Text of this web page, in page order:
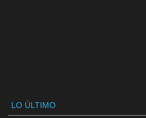
LO ÚLTIMO